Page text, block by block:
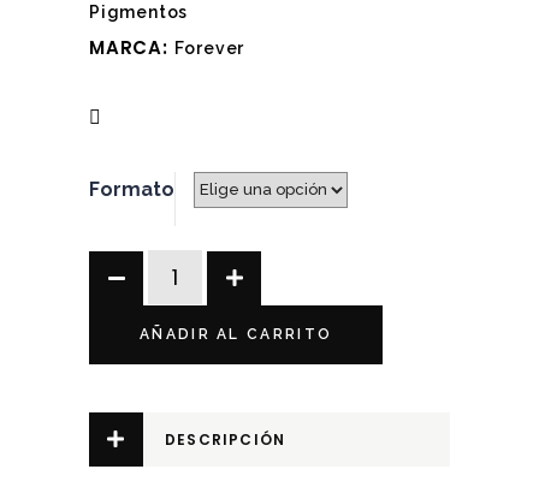
Pigmentos
MARCA: Forever
Formato
Forever
Lips
(7ml/12ml)
AÑADIR AL CARRITO
DESCRIPCIÓN